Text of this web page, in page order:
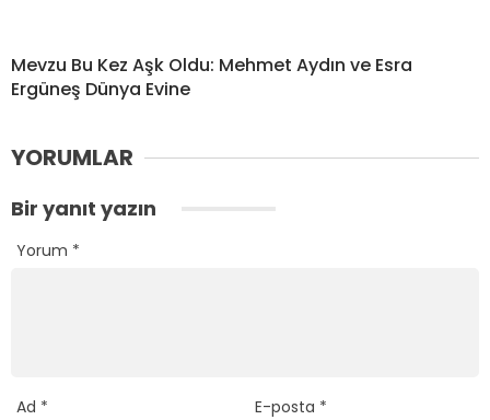
Mevzu Bu Kez Aşk Oldu: Mehmet Aydın ve Esra
Ergüneş Dünya Evine
YORUMLAR
Bir yanıt yazın
Yorum *
Ad * E-posta *